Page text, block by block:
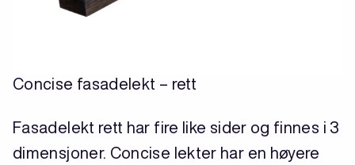
Concise fasadelekt – rett
Fasadelekt rett har fire like sider og finnes i 3
dimensjoner. Concise lekter har en høyere